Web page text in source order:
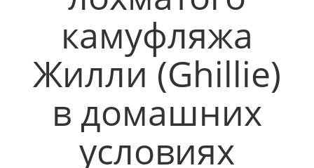
камуфляжа
Жилли (Ghillie)
в домашних
условиях